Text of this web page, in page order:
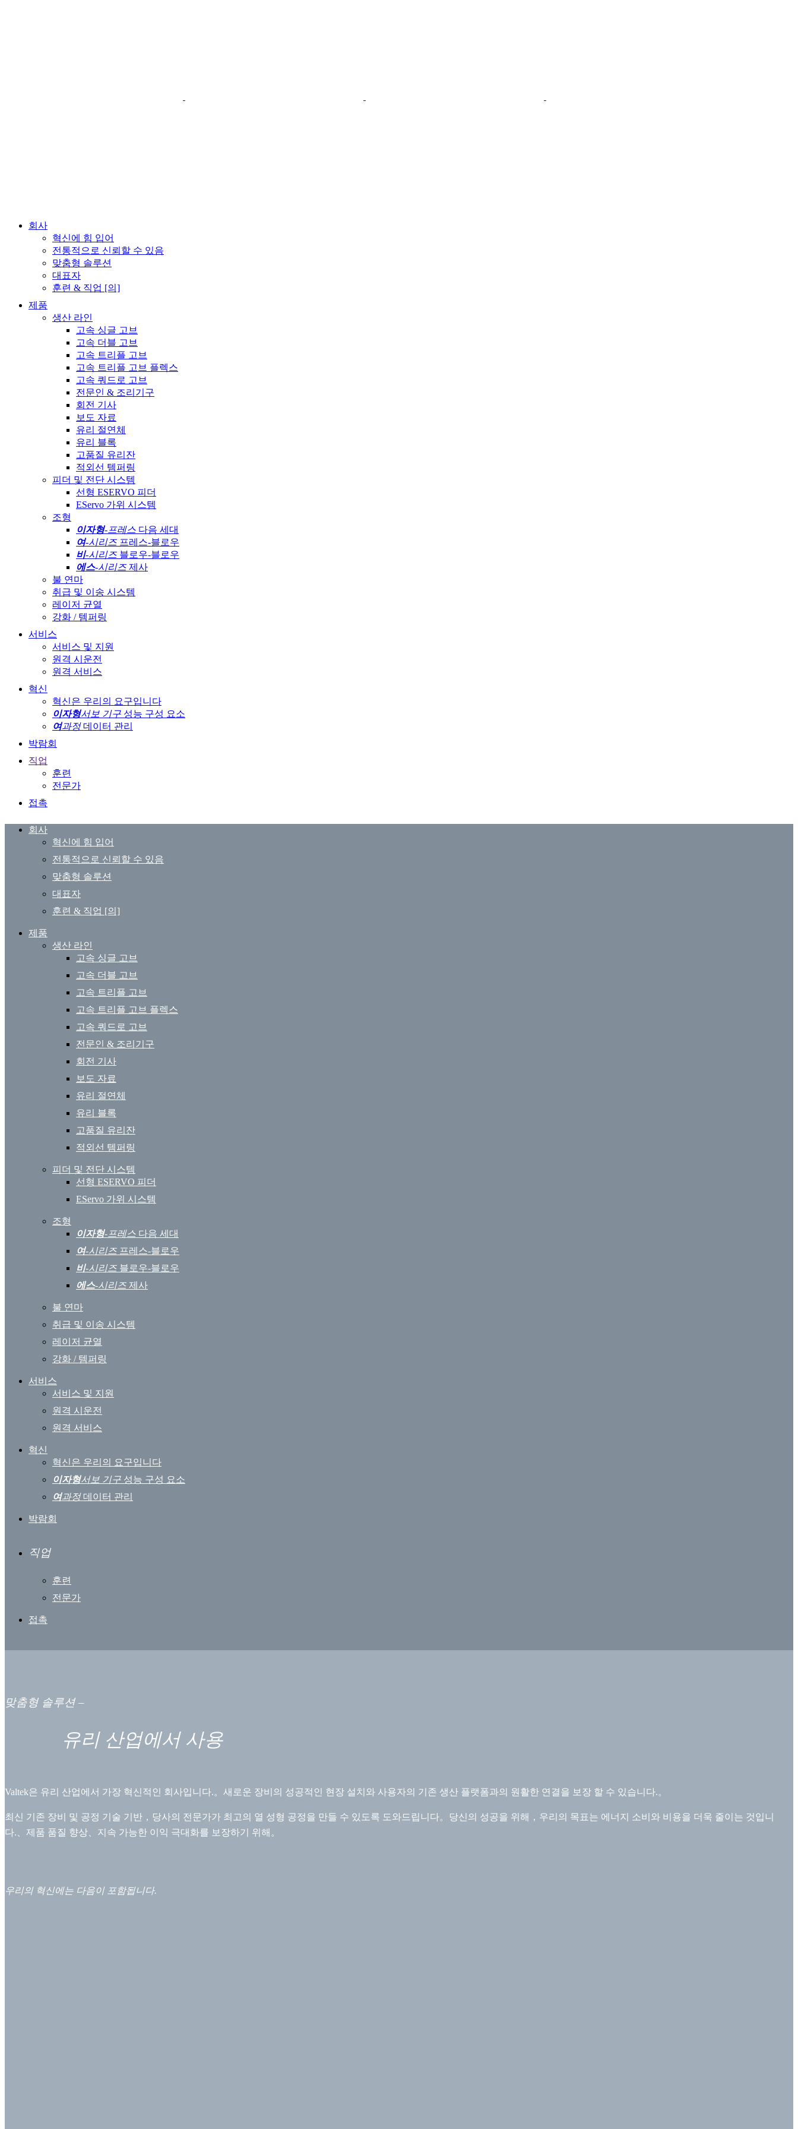
회사
혁신에 힘 입어
전통적으로 신뢰할 수 있음
맞춤형 솔루션
대표자
훈련 & 직업 [의]
제품
생산 라인
고속 싱글 고브
고속 더블 고브
고속 트리플 고브
고속 트리플 고브 플렉스
고속 쿼드로 고브
전문인 & 조리기구
회전 기사
보도 자료
유리 절연체
유리 블록
고품질 유리잔
적외선 템퍼링
피더 및 전단 시스템
선형 ESERVO 피더
EServo 가위 시스템
조형
이자형-프레스 다음 세대
여-시리즈 프레스-블로우
비-시리즈 블로우-블로우
에스-시리즈 제사
불 연마
취급 및 이송 시스템
레이저 균열
강화 / 템퍼링
서비스
서비스 및 지원
원격 시운전
원격 서비스
혁신
혁신은 우리의 요구입니다
이자형서보 기구 성능 구성 요소
여과정데이터 관리
박람회
직업
훈련
전문가
접촉
회사
혁신에 힘 입어
전통적으로 신뢰할 수 있음
맞춤형 솔루션
대표자
훈련 & 직업 [의]
제품
생산 라인
고속 싱글 고브
고속 더블 고브
고속 트리플 고브
고속 트리플 고브 플렉스
고속 쿼드로 고브
전문인 & 조리기구
회전 기사
보도 자료
유리 절연체
유리 블록
고품질 유리잔
적외선 템퍼링
피더 및 전단 시스템
선형 ESERVO 피더
EServo 가위 시스템
조형
이자형-프레스 다음 세대
여-시리즈 프레스-블로우
비-시리즈 블로우-블로우
에스-시리즈 제사
불 연마
취급 및 이송 시스템
레이저 균열
강화 / 템퍼링
서비스
서비스 및 지원
원격 시운전
원격 서비스
혁신
혁신은 우리의 요구입니다
이자형서보 기구 성능 구성 요소
여과정데이터 관리
박람회
직업
훈련
전문가
접촉
맞춤형 솔루션 –
유리 산업에서 사용
Valtek은 유리 산업에서 가장 혁신적인 회사입니다.。새로운 장비의 성공적인 현장 설치와 사용자의 기존 생산 플랫폼과의 원활한 연결을 보장 할 수 있습니다.。
최신 기존 장비 및 공정 기술 기반，당사의 전문가가 최고의 열 성형 공정을 만들 수 있도록 도와드립니다。당신의 성공을 위해，우리의 목표는 에너지 소비와 비용을 더욱 줄이는 것입니
다.、제품 품질 향상、지속 가능한 이익 극대화를 보장하기 위해。
우리의 혁신에는 다음이 포함됩니다.